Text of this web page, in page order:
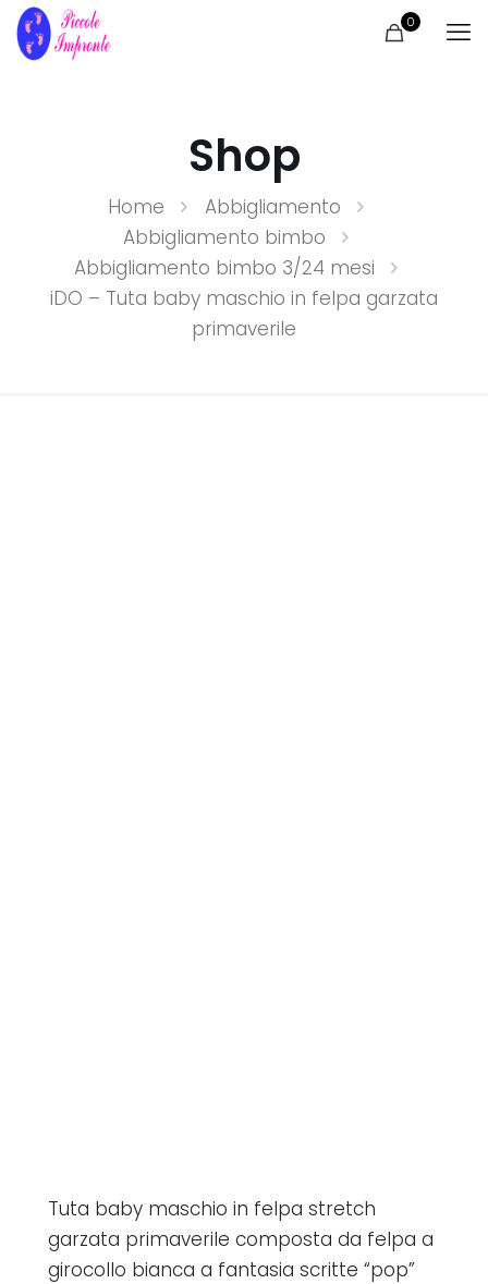
0
Shop
Home
Abbigliamento
Abbigliamento bimbo
Abbigliamento bimbo 3/24 mesi
iDO – Tuta baby maschio in felpa garzata
primaverile
Tuta baby maschio in felpa stretch
garzata primaverile composta da felpa a
girocollo bianca a fantasia scritte “pop”